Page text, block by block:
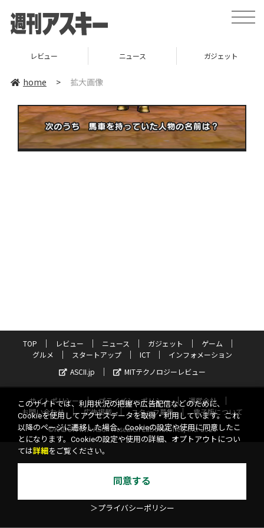
toggle
レビュー ニュース ガジェット
home > 拡大画像
TOP レビュー ニュース ガジェット
ゲーム
グルメ
スタートアップ ICT
インフォメーション
ASCII.jp
MITテクノロジーレビュー
サイトポリシー プライバシーポリシー
運営会社
お問い合わせ
広告掲載 スタッフ募集
電子版について
©KADOKAWA ASCII Research Laboratories, Inc. 2026
このサイトでは、利用状況の把握や広告配信などのために、
Cookieを使用してアクセスデータを取得・利用しています。これ
以降のページに遷移した場合、Cookieの設定や使用に同意したこ
とになります。Cookieの設定や使用の詳細、オプトアウトについ
ては詳細 をご覧ください。
同意する
＞プライバシーポリシー